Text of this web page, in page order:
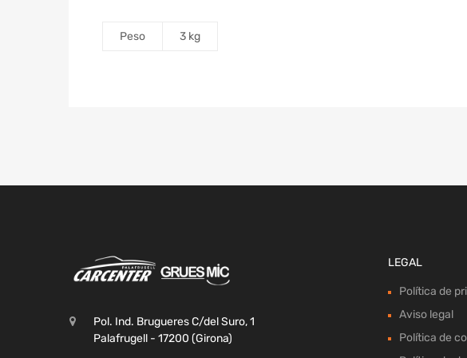
Peso 3 kg
Pol. Ind. Brugueres C/del Suro, 1
Palafrugell - 17200 (Girona)
LEGAL
Política de
Aviso legal
Política de